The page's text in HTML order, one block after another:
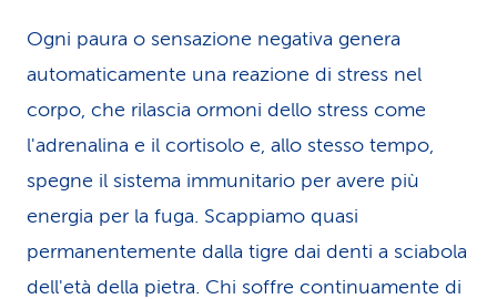
Ogni paura o sensazione negativa genera
automaticamente una reazione di stress nel
corpo, che rilascia ormoni dello stress come
l'adrenalina e il cortisolo e, allo stesso tempo,
spegne il sistema immunitario per avere più
energia per la fuga. Scappiamo quasi
permanentemente dalla tigre dai denti a sciabola
dell'età della pietra. Chi soffre continuamente di